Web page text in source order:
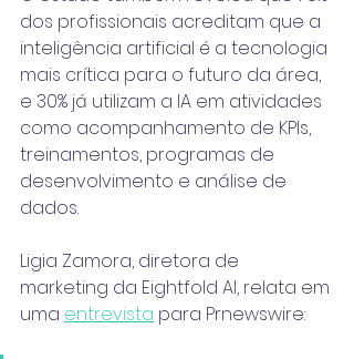
dos profissionais acreditam que a
inteligência artificial é a tecnologia
mais crítica para o futuro da área,
e 30% já utilizam a IA em atividades
como acompanhamento de KPIs,
treinamentos, programas de
desenvolvimento e análise de
dados.
Ligia Zamora, diretora de
marketing da Eightfold AI, relata em
uma entrevista para Prnewswire: